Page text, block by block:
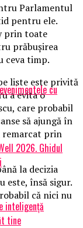
Parlamentul
pentru ele.
prin toate
prăbuşirea
ceva timp.
liste este privită
a evita o
care probabil
să ajungă în
remarcat prin
la decizia
este, însă sigur.
că nici nu
cu
2026. Ghidul
inteligență
tine